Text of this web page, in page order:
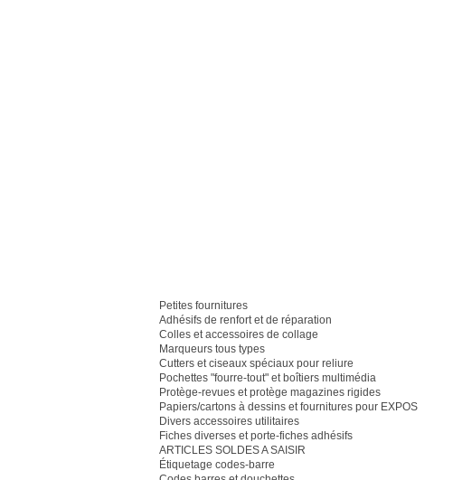
Petites fournitures
Adhésifs de renfort et de réparation
Colles et accessoires de collage
Marqueurs tous types
Cutters et ciseaux spéciaux pour reliure
Pochettes "fourre-tout" et boîtiers multimédia
Protège-revues et protège magazines rigides
Papiers/cartons à dessins et fournitures pour EXPOS
Divers accessoires utilitaires
Fiches diverses et porte-fiches adhésifs
ARTICLES SOLDES A SAISIR
Étiquetage codes-barre